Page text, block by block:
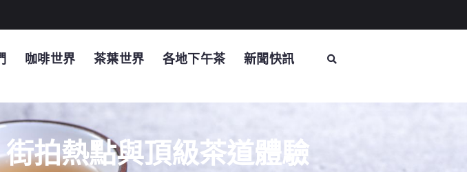
咖啡世界 茶葉世界 各地下午茶 新聞快訊
拍熱點與頂級茶道體驗